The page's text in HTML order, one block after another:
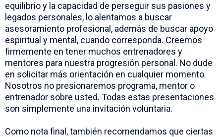
equilibrio y la capacidad de perseguir sus pasiones y
legados personales, lo alentamos a buscar
asesoramiento profesional, además de buscar apoyo
espiritual y mental, cuando corresponda. Creemos
firmemente en tener muchos entrenadores y
mentores para nuestra progresión personal. No dude
en solicitar más orientación en cualquier momento.
Nosotros no presionaremos programa, mentor o
entrenador sobre usted. Todas estas presentaciones
son simplemente una invitación voluntaria.
Como nota final, también recomendamos que ciertas